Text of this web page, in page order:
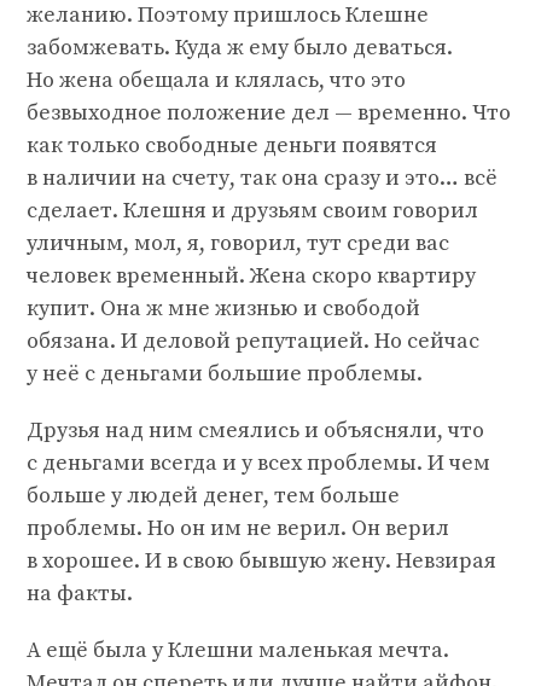
желанию. Поэтому пришлось Клешне
забомжевать. Куда ж ему было деваться.
Но жена обещала и клялась, что это
безвыходное положение дел — временно. Что
как только свободные деньги появятся
в наличии на счету, так она сразу и это… всё
сделает. Клешня и друзьям своим говорил
уличным, мол, я, говорил, тут среди вас
человек временный. Жена скоро квартиру
купит. Она ж мне жизнью и свободой
обязана. И деловой репутацией. Но сейчас
у неё с деньгами большие проблемы.
Друзья над ним смеялись и объясняли, что
с деньгами всегда и у всех проблемы. И чем
больше у людей денег, тем больше
проблемы. Но он им не верил. Он верил
в хорошее. И в свою бывшую жену. Невзирая
на факты.
А ещё была у Клешни маленькая мечта.